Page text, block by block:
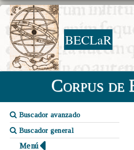
BECLaR
Corpus de
Buscador avanzado
Buscador general
Menú